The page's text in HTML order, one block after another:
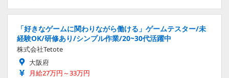
「好きなゲームに関わりながら働ける」ゲームテスター/未
経験OK/研修あり/シンプル作業/20~30代活躍中
株式会社Tetote
大阪府
月給27万円～33万円